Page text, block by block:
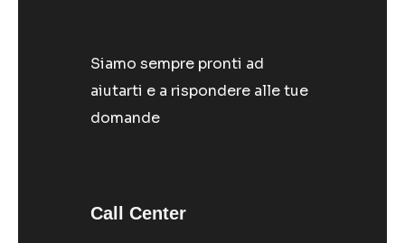
Siamo sempre pronti ad
aiutarti e a rispondere alle tue
domande
Call Center